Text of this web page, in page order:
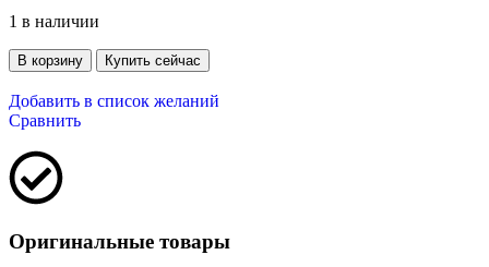
1 в наличии
В корзину Купить сейчас
Добавить в список желаний
Сравнить
Оригинальные товары